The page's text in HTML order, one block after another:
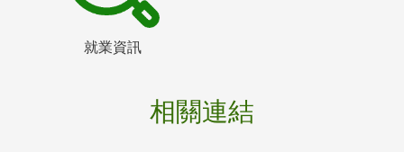
就業資訊
相關連結